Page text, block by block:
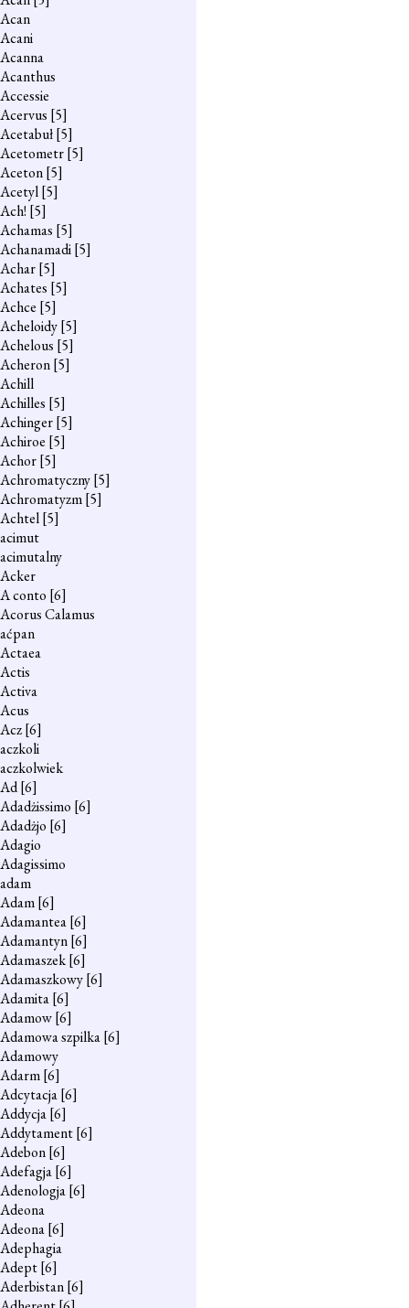
Acan
Acani
Acanna
Acanthus
Accessie
Acervus [5]
Acetabuł[5]
Acetometr[5]
Aceton[5]
Acetyl[5]
Ach! [5]
Achamas [5]
Achanamadi[5]
Achar[5]
Achates [5]
Achce [5]
Acheloidy[5]
Achelous [5]
Acheron[5]
Achill
Achilles [5]
Achinger[5]
Achiroe [5]
Achor[5]
Achromatyczny[5]
Achromatyzm[5]
Achtel[5]
acimut
acimutalny
Acker
A conto [6]
Acorus Calamus
aćpan
Actaea
Actis
Activa
Acus
Acz[6]
aczkoli
aczkolwiek
Ad[6]
Adadżissimo [6]
Adadżjo [6]
Adagio
Adagissimo
adam
Adam[6]
Adamantea[6]
Adamantyn[6]
Adamaszek[6]
Adamaszkowy[6]
Adamita[6]
Adamow[6]
Adamowa szpilka[6]
Adamowy
Adarm[6]
Adcytacja[6]
Addycja[6]
Addytament[6]
Adebon[6]
Adefagja[6]
Adenologja[6]
Adeona
Adeona[6]
Adephagia
Adept[6]
Aderbistan[6]